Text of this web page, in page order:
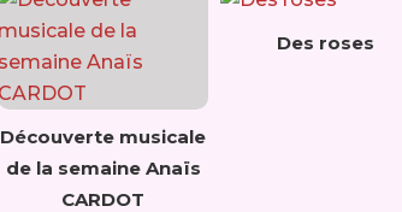
Découverte musicale
de la semaine Anaïs
CARDOT
Des roses